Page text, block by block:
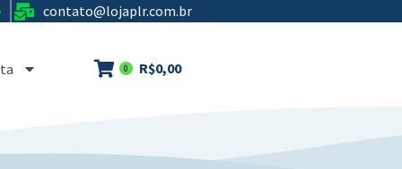
contato@lojaplr.com.br
R$0,00
0